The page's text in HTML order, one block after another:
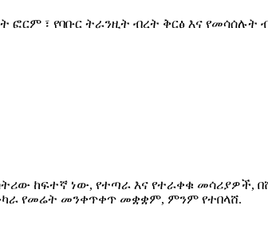
ፎርም ፣ የባቡር ትራንዚት ብረት ቅርፅ እና የመሳሰሉት
ከፍተኛ ነው, የተጣራ እና የተራቀቁ መሳሪያዎች,
የመሬት መንቀጥቀጥ መቋቋም, ምንም የተበላሸ.